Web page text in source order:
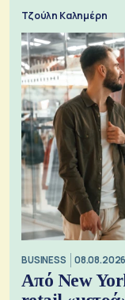
Τζούλη Καλημέρη
BUSINESS
Από New